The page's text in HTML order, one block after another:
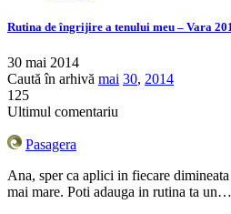
Rutina de îngrijire a tenului meu – Vara
30 mai 2014
Caută în arhivă mai 30, 2014
125
Ultimul comentariu
Pasagera
Ana, sper ca aplici in fiecare
mai mare. Poti adauga in rutina ta un…